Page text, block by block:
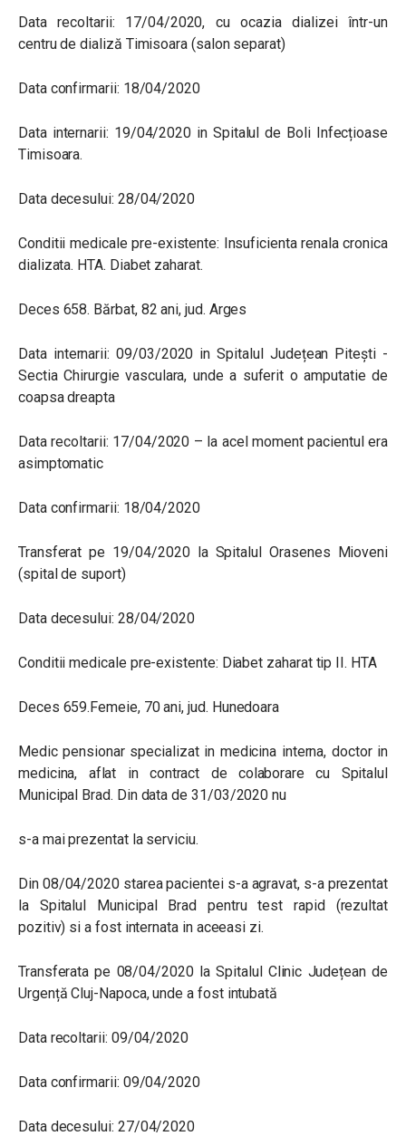
Data recoltarii: 17/04/2020, cu ocazia dializei într-un
centru de dializă Timisoara (salon separat)
Data confirmarii: 18/04/2020
Data internarii: 19/04/2020 in Spitalul de Boli Infecțioase
Timisoara.
Data decesului: 28/04/2020
Conditii medicale pre-existente: Insuficienta renala cronica
dializata. HTA. Diabet zaharat.
Deces 658. Bărbat, 82 ani, jud. Arges
Data internarii: 09/03/2020 in Spitalul Județean Pitești -
Sectia Chirurgie vasculara, unde a suferit o amputatie de
coapsa dreapta
Data recoltarii: 17/04/2020 – la acel moment pacientul era
asimptomatic
Data confirmarii: 18/04/2020
Transferat pe 19/04/2020 la Spitalul Orasenes Mioveni
(spital de suport)
Data decesului: 28/04/2020
Conditii medicale pre-existente: Diabet zaharat tip II. HTA
Deces 659.Femeie, 70 ani, jud. Hunedoara
Medic pensionar specializat in medicina interna, doctor in
medicina, aflat in contract de colaborare cu Spitalul
Municipal Brad. Din data de 31/03/2020 nu
s-a mai prezentat la serviciu.
Din 08/04/2020 starea pacientei s-a agravat, s-a prezentat
la Spitalul Municipal Brad pentru test rapid (rezultat
pozitiv) si a fost internata in aceeasi zi.
Transferata pe 08/04/2020 la Spitalul Clinic Județean de
Urgență Cluj-Napoca, unde a fost intubată
Data recoltarii: 09/04/2020
Data confirmarii: 09/04/2020
Data decesului: 27/04/2020